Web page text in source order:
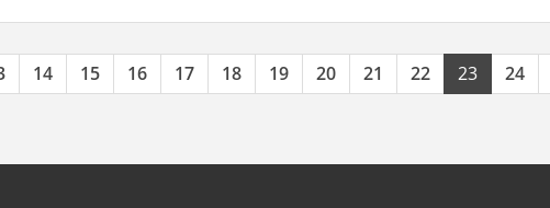
14 15 16 17 18 19 20 21 22 23 24